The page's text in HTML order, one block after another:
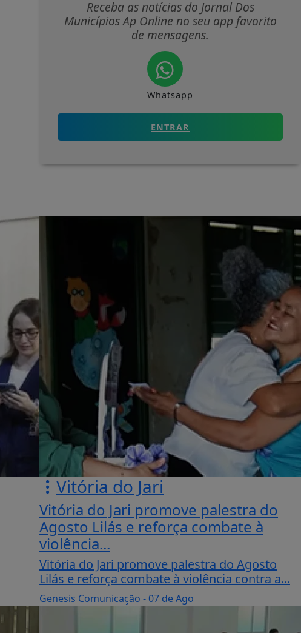
Receba as notícias do Jornal Dos
Municípios Ap Online no seu app favorito
de mensagens.
Whatsapp
ENTRAR
Vitória do Jari
Vitória do Jari promove palestra do
Agosto Lilás e reforça combate à
violência...
Vitória do Jari promove palestra do Agosto
Lilás e reforça combate à violência contra a...
Genesis Comunicação - 07 de Ago